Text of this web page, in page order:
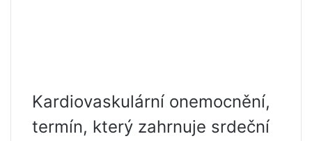
Kardiovaskulární onemocnění,
termín, který zahrnuje srdeční